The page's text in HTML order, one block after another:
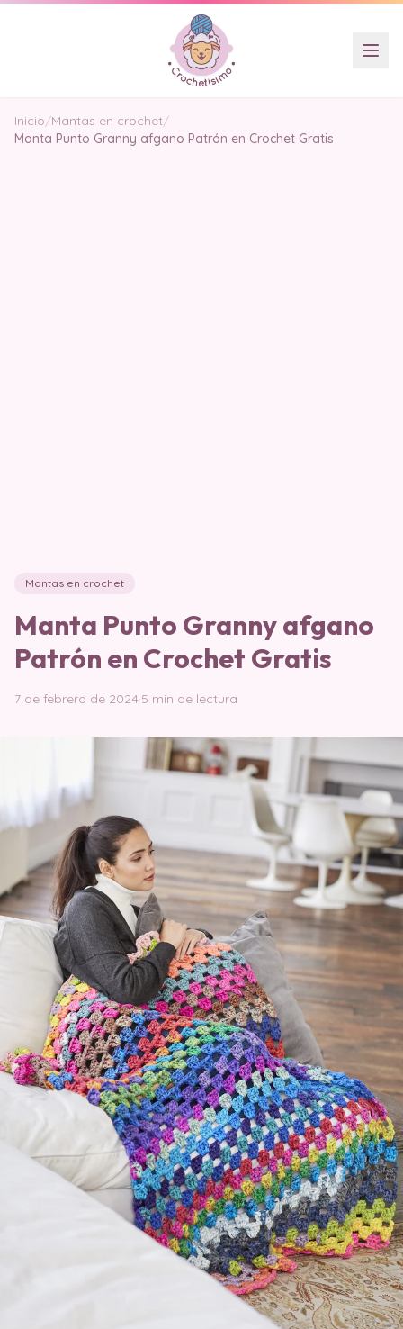
Inicio/Mantas en crochet/
Manta Punto Granny afgano Patrón en Crochet Gratis
Mantas en crochet
Manta Punto Granny afgano
Patrón en Crochet Gratis
7 de febrero de 2024·5 min de lectura